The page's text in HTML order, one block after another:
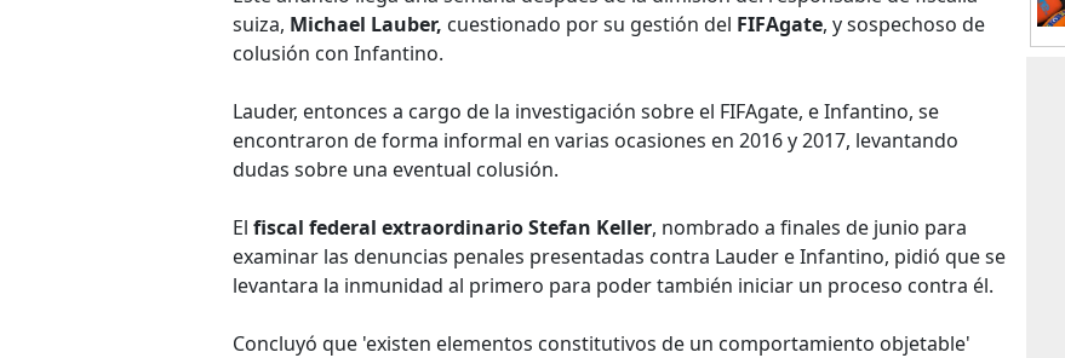
suiza, Michael Lauber, cuestionado por su gestión del FIFAgate, y sospechoso de
colusión con Infantino.
Lauder, entonces a cargo de la investigación sobre el FIFAgate, e Infantino, se
encontraron de forma informal en varias ocasiones en 2016 y 2017, levantando
dudas sobre una eventual colusión.
El fiscal federal extraordinario Stefan Keller, nombrado a finales de junio para
examinar las denuncias penales presentadas contra Lauder e Infantino, pidió que se
levantara la inmunidad al primero para poder también iniciar un proceso contra él.
Concluyó que 'existen elementos constitutivos de un comportamiento objetable'